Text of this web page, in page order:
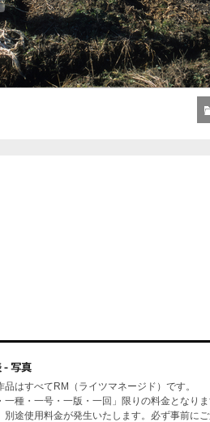
はすべてRM（ライツマネージド）です。
種・一号・一版・一回」限りの料金となりま
途使用料金が発生いたします。必ず事前にご